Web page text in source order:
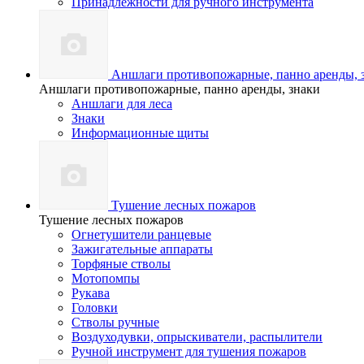
Аншлаги противопожарные, панно аренды,
Аншлаги противопожарные, панно аренды, знаки
Аншлаги для леса
Знаки
Информационные щиты
Тушение лесных пожаров
Тушение лесных пожаров
Огнетушители ранцевые
Зажигательные аппараты
Торфяные стволы
Мотопомпы
Рукава
Головки
Стволы ручные
Воздуходувки, опрыскиватели, распылители
Ручной инструмент для тушения пожаров